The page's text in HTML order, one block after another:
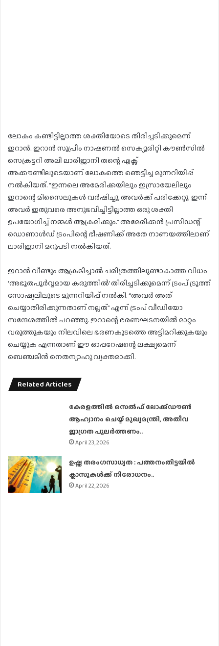
ലോകം കണ്ടിട്ടില്ലാത്ത ശക്തിയോടെ തിരിച്ചടിക്കുമെന്ന്
ഇറാൻ. ഇറാൻ സുപ്രീം നാഷണൽ സെക്യൂരിറ്റി കൗൺസിൽ
സെക്രട്ടറി അലി ലാരിജാനി തന്റെ എക്സ്
അക്കൗണ്ടിലൂടെയാണ് ലോകത്തെ ഞെട്ടിച്ച മുന്നറിയിപ്പ്
നൽകിയത്. “ഇന്നലെ അമേരിക്കയിലും ഇസ്രായേലിലും
ഇറാന്റെ മിസൈലുകൾ വർഷിച്ചു, അവർക്ക് പരിക്കേറ്റു. ഇന്ന്
അവർ ഇതുവരെ അനുഭവിച്ചിട്ടില്ലാത്ത ഒരു ശക്തി
ഉപയോഗിച്ച് നമ്മൾ ആക്രമിക്കും.” അമേരിക്കൻ പ്രസിഡന്റ്
ഡൊണാൾഡ് ട്രംപിന്റെ ഭീഷണിക്ക് അതേ നാണയത്തിലാണ്
ലാരിജാനി മറുപടി നൽകിയത്.
ഇറാൻ വീണ്ടും ആക്രമിച്ചാൽ ചരിത്രത്തിലുണ്ടാകാത്ത വിധം
‘അഭൂതപൂർവ്വമായ കരുത്തിൽ’ തിരിച്ചടിക്കുമെന്ന് ട്രംപ് ട്രൂത്ത്
സോഷ്യലിലൂടെ മുന്നറിയിപ്പ് നൽകി. “അവർ അത്
ചെയ്യാതിരിക്കുന്നതാണ് നല്ലത്” എന്ന് ട്രംപ് വീഡിയോ
സന്ദേശത്തിൽ പറഞ്ഞു. ഇറാന്റെ ഭരണഘടനയിൽ മാറ്റം
വരുത്തുകയും നിലവിലെ ഭരണകൂടത്തെ അട്ടിമറിക്കുകയും
ചെയ്യുക എന്നതാണ് ഈ ഓപ്പറേഷന്റെ ലക്ഷ്യമെന്ന്
ബെഞ്ചമിൻ നെതന്യാഹു വ്യക്തമാക്കി.
Related Articles
കേരളത്തിൽ സെൽഫ് ലോക്ക്ഡൗൺ
ആഹ്വാനം ചെയ്ത് മുഖ്യമന്ത്രി, അതീവ
ജാഗ്രത പുലർത്തണം..
April 23, 2026
ഉഷ്ണ തരംഗസാധ്യത : പത്തനംതിട്ടയില്‍
ക്ലാസുകള്‍ക്ക് നിരോധനം..
April 22, 2026